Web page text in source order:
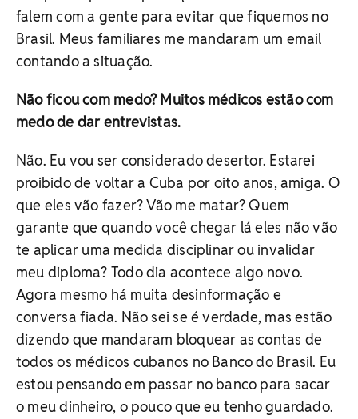
falem com a gente para evitar que fiquemos no
Brasil. Meus familiares me mandaram um email
contando a situação.
Não ficou com medo? Muitos médicos estão com
medo de dar entrevistas.
Não. Eu vou ser considerado desertor. Estarei
proibido de voltar a Cuba por oito anos, amiga. O
que eles vão fazer? Vão me matar? Quem
garante que quando você chegar lá eles não vão
te aplicar uma medida disciplinar ou invalidar
meu diploma? Todo dia acontece algo novo.
Agora mesmo há muita desinformação e
conversa fiada. Não sei se é verdade, mas estão
dizendo que mandaram bloquear as contas de
todos os médicos cubanos no Banco do Brasil. Eu
estou pensando em passar no banco para sacar
o meu dinheiro, o pouco que eu tenho guardado.